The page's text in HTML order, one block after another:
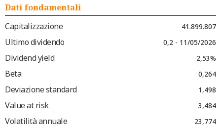
Dati fondamentali
Capitalizzazione
41.899.807
Ultimo dividendo 0,2 - 11/05/2026
Dividend yield 2,53%
Beta 0,264
Deviazione standard 1,498
Value at risk 3,484
Volatilità annuale 23,774